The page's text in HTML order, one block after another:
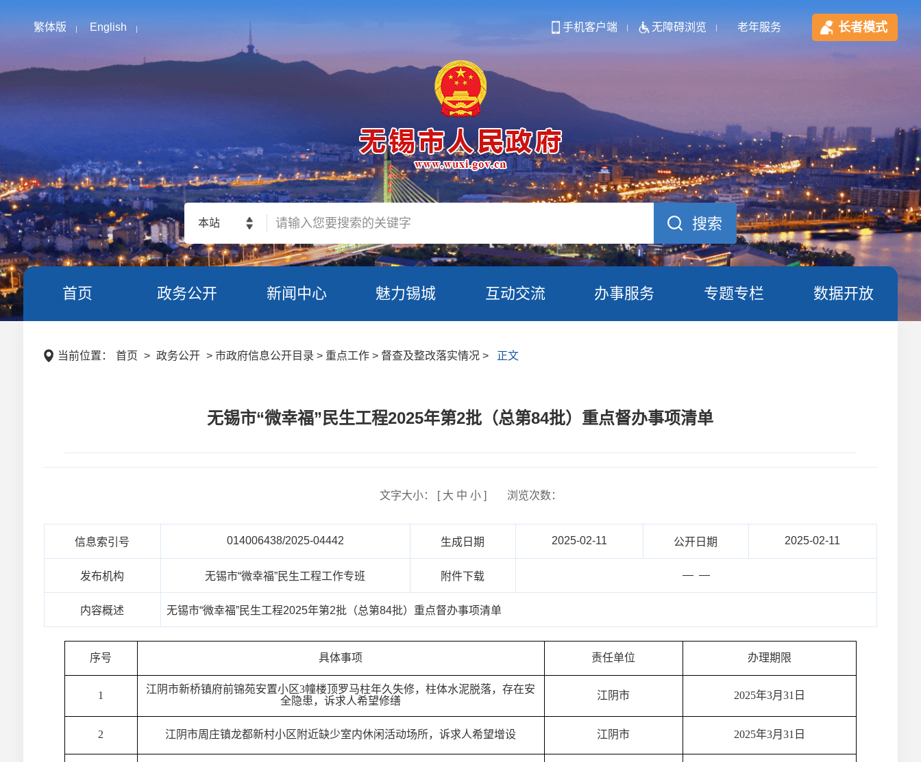
繁体版 English 手机客户端 无障碍浏览 老年服务 长者模式
本站
首页 政务公开 新闻中心 魅力锡城 互动交流 办事服务 专题专栏 数据开放
当前位置： 首页 > 政务公开 > 市政府信息公开目录 > 重点工作 > 督查及整改落实情况 > 正文
无锡市“微幸福”民生工程2025年第2批（总第84批）重点督办事项清单
文字大小： [ 大 中 小] 浏览次数：
信息索引号 014006438/2025-04442 生成日期 2025-02-11 公开日期 2025-02-11
发布机构 无锡市“微幸福”民生工程工作专班 附件下载 — —
内容概述 无锡市“微幸福”民生工程2025年第2批（总第84批）重点督办事项清单
序号 具体事项 责任单位 办理期限
1
江阴市新桥镇府前锦苑安置小区3幢楼顶罗马柱年久失修，柱体水泥脱落，存在安
全隐患，诉求人希望修缮
江阴市 2025年3月31日
2 江阴市周庄镇龙都新村小区附近缺少室内休闲活动场所，诉求人希望增设 江阴市 2025年3月31日